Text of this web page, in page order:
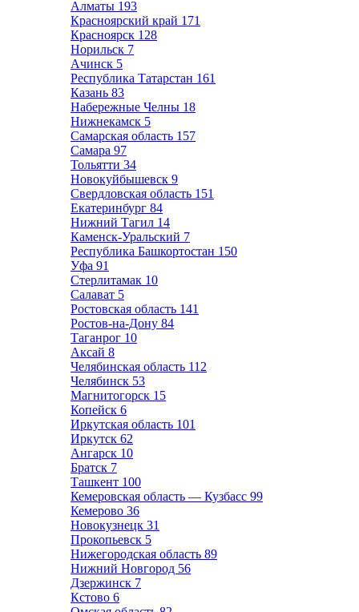
Алматы 193
Красноярский край 171
Красноярск 128
Норильск 7
Ачинск 5
Республика Татарстан 161
Казань 83
Набережные Челны 18
Нижнекамск 5
Самарская область 157
Самара 97
Тольятти 34
Новокуйбышевск 9
Свердловская область 151
Екатеринбург 84
Нижний Тагил 14
Каменск-Уральский 7
Республика Башкортостан 150
Уфа 91
Стерлитамак 10
Салават 5
Ростовская область 141
Ростов-на-Дону 84
Таганрог 10
Аксай 8
Челябинская область 112
Челябинск 53
Магнитогорск 15
Копейск 6
Иркутская область 101
Иркутск 62
Ангарск 10
Братск 7
Ташкент 100
Кемеровская область — Кузбасс 99
Кемерово 36
Новокузнецк 31
Прокопьевск 5
Нижегородская область 89
Нижний Новгород 56
Дзержинск 7
Кстово 6